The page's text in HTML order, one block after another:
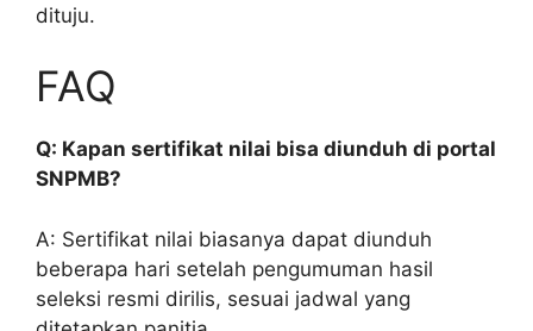
dituju.
FAQ
Q: Kapan sertifikat nilai bisa diunduh di portal
SNPMB?
A: Sertifikat nilai biasanya dapat diunduh
beberapa hari setelah pengumuman hasil
seleksi resmi dirilis, sesuai jadwal yang